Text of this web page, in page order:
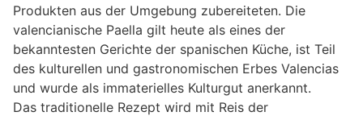
Produkten aus der Umgebung zubereiteten. Die
valencianische Paella gilt heute als eines der
bekanntesten Gerichte der spanischen Küche, ist Teil
des kulturellen und gastronomischen Erbes Valencias
und wurde als immaterielles Kulturgut anerkannt.
Das traditionelle Rezept wird mit Reis der